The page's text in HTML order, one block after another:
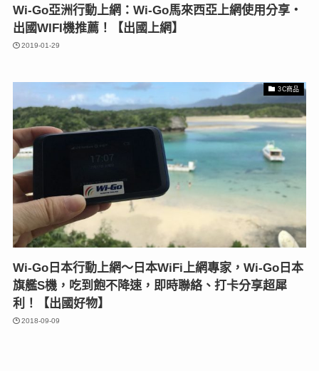
Wi-Go亞洲行動上網：Wi-Go馬來西亞上網使用分享‧
出國WIFI機推薦！【出國上網】
2019-01-29
3C商品
Wi-Go日本行動上網～日本WiFi上網專家，Wi-Go日本
旗艦S機，吃到飽不降速，即時聯絡、打卡分享超犀
利！【出國好物】
2018-09-09